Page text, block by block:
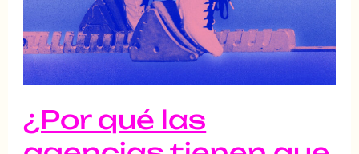
¿Por qué las
agencias
tienen
que
innovar?